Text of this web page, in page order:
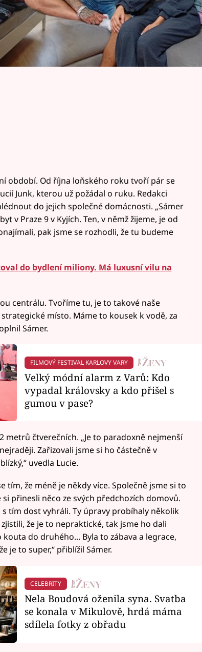
období. Od října loňského roku tvoří pár se
Junk, kterou už požádal o ruku. Redakci
do jejich společné domácnosti. „Sámer
v Praze 9 v Kyjích. Ten, v němž žijeme, je od
pak jsme se rozhodli, že tu budeme
do bydlení miliony. Má luxusní vilu na
centrálu. Tvoříme tu, je to takové naše
místo. Máme to kousek k vodě, za
Sámer.
FILMOVÝ FESTIVAL KARLOVY VARY
Velký módní alarm z Varů: Kdo
vypadal královsky a kdo přišel s
gumou v pase?
metrů čtverečních. „Je to paradoxně nejmenší
Zařizovali jsme si ho částečně v
uvedla Lucie.
tím, že méně je někdy více. Společně jsme si to
přinesli něco ze svých předchozích domovů.
s tím dost vyhráli. Ty úpravy probíhaly několik
že je to nepraktické, tak jsme ho dali
do druhého... Byla to zábava a legrace,
je to super,“ přiblížil Sámer.
CELEBRITY
Nela Boudová oženila syna. Svatba
se konala v Mikulově, hrdá máma
sdílela fotky z obřadu